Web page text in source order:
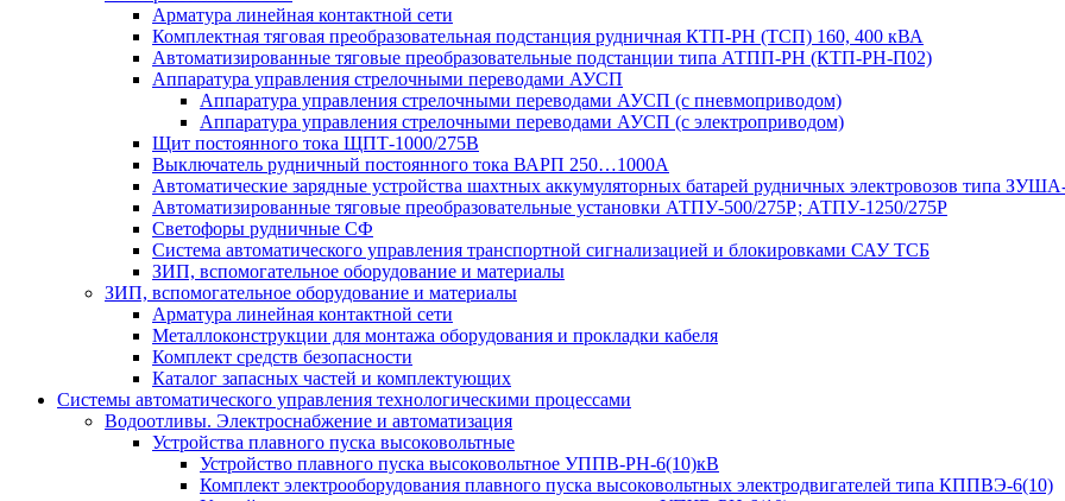
Арматура линейная контактной сети
Комплектная тяговая преобразовательная подстанция рудничная КТП-РН (ТСП) 160, 400 кВА
Автоматизированные тяговые преобразовательные подстанции типа АТПП-РН (КТП-РН-П02)
Аппаратура управления стрелочными переводами АУСП
Аппаратура управления стрелочными переводами АУСП (с пневмоприводом)
Аппаратура управления стрелочными переводами АУСП (с электроприводом)
Щит постоянного тока ЩПТ-1000/275В
Выключатель рудничный постоянного тока ВАРП 250…1000А
Автоматические зарядные устройства шахтных аккумуляторных батарей рудничных электровозов типа
Автоматизированные тяговые преобразовательные установки АТПУ-500/275Р; АТПУ-1250/275Р
Светофоры рудничные СФ
Система автоматического управления транспортной сигнализацией и блокировками САУ ТСБ
ЗИП, вспомогательное оборудование и материалы
ЗИП, вспомогательное оборудование и материалы
Арматура линейная контактной сети
Металлоконструкции для монтажа оборудования и прокладки кабеля
Комплект средств безопасности
Каталог запасных частей и комплектующих
Системы автоматического управления технологическими процессами
Водоотливы. Электроснабжение и автоматизация
Устройства плавного пуска высоковольтные
Устройство плавного пуска высоковольтное УППВ-РН-6(10)кВ
Комплект электрооборудования плавного пуска высоковольтных электродвигателей типа КППВЭ-6(10)